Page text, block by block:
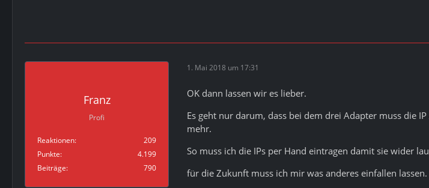
Franz
Profi
Reaktionen
209
Punkte
4.199
Beiträge
790
1. Mai 2018 um 17:31
OK dann lassen wir es lieber.
Es geht nur darum, dass bei dem drei Adapter muss die
mehr.
So muss ich die IPs per Hand eintragen damit sie wider
für die Zukunft muss ich mir was anderes einfallen lassen.